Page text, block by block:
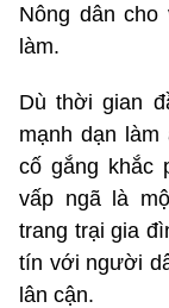
Nông dân
làm.
Dù thời gian
mạnh dạn
cố gắng khắc
vấp ngã là
trang trại gia
tín với người
lân cận.